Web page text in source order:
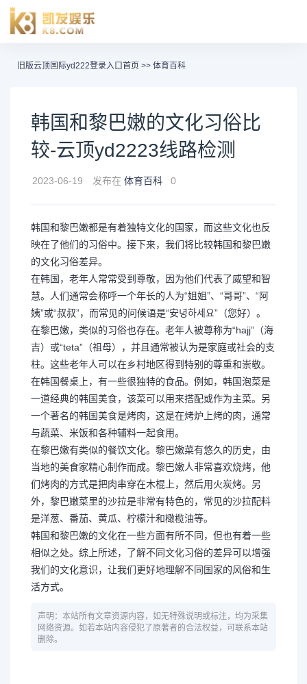
旧版云顶国际yd222登录入口首页 >> 体育百科
韩国和黎巴嫩的文化习俗比
较-云顶yd2223线路检测
2023-06-19 发布在 体育百科 0
韩国和黎巴嫩都是有着独特文化的国家，而这些文化也反
映在了他们的习俗中。接下来，我们将比较韩国和黎巴嫩
的文化习俗差异。
在韩国，老年人常常受到尊敬，因为他们代表了威望和智
慧。人们通常会称呼一个年长的人为“姐姐”、“哥哥”、“阿
姨”或“叔叔”，而常见的问候语是“安녕하세요”（您好）。
在黎巴嫩，类似的习俗也存在。老年人被尊称为“hajj”（海
吉）或“teta”（祖母），并且通常被认为是家庭或社会的支
柱。这些老年人可以在乡村地区得到特别的尊重和崇敬。
在韩国餐桌上，有一些很独特的食品。例如，韩国泡菜是
一道经典的韩国美食，该菜可以用来搭配或作为主菜。另
一个著名的韩国美食是烤肉，这是在烤炉上烤的肉，通常
与蔬菜、米饭和各种辅料一起食用。
在黎巴嫩有类似的餐饮文化。黎巴嫩菜有悠久的历史，由
当地的美食家精心制作而成。黎巴嫩人非常喜欢烧烤，他
们烤肉的方式是把肉串穿在木棍上，然后用火炭烤。另
外，黎巴嫩菜里的沙拉是非常有特色的，常见的沙拉配料
是洋葱、番茄、黄瓜、柠檬汁和橄榄油等。
韩国和黎巴嫩的文化在一些方面有所不同，但也有着一些
相似之处。综上所述，了解不同文化习俗的差异可以增强
我们的文化意识，让我们更好地理解不同国家的风俗和生
活方式。
声明：本站所有文章资源内容，如无特殊说明或标注，均为采集
网络资源。如若本站内容侵犯了原著者的合法权益，可联系本站
删除。